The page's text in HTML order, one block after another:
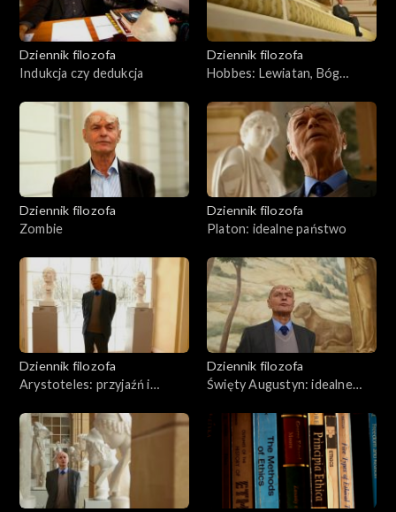
Dziennik filozofa
Indukcja czy dedukcja
Dziennik filozofa
Hobbes: Lewiatan, Bóg
Dziennik filozofa
Zombie
Dziennik filozofa
Platon: idealne państwo
Dziennik filozofa
Arystoteles: przyjaźń i
Dziennik filozofa
Święty Augustyn: idealne